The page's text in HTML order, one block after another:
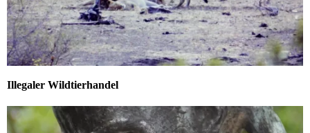
Illegaler Wildtierhandel